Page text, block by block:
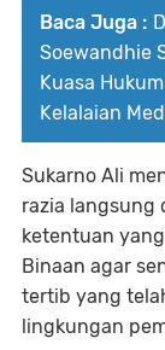
Baca Juga :
Soewandhie
Kuasa
Kelalaian
Sukarno Ali
razia langsung
ketentuan
Binaan agar
tertib yang
lingkungan